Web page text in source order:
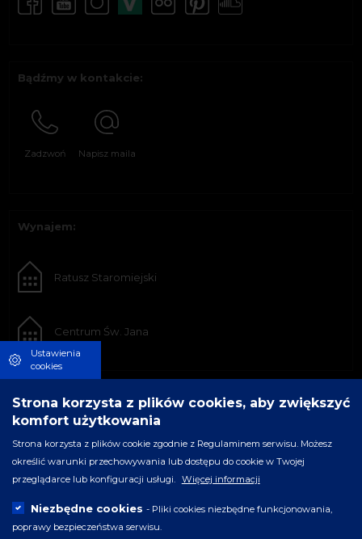
Bądźmy w kontakcie:
Zadzwoń Napisz maila
Wynajem:
Ratusz Staromiejski
Centrum Św. Jana
Ustawienia
cookies
Strona korzysta z plików cookies, aby zwiększyć
komfort użytkowania
Strona korzysta z plików cookie zgodnie z Regulaminem serwisu. Możesz
określić warunki przechowywania lub dostępu do cookie w Twojej
przeglądarce lub konfiguracji usługi.
Więcej informacji
Niezbędne cookies - Pliki cookies niezbędne funkcjonowania,
poprawy bezpieczeństwa serwisu.